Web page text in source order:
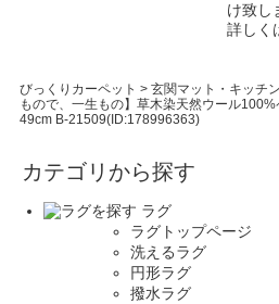
け致し
詳しく
びっくりカーペット > 玄関マット・キッチ
もので、一生もの】草木染天然ウール
49cm B-21509(ID:178996363)
カテゴリから探す
ラグ
ラグトップページ
洗えるラグ
円形ラグ
撥水ラグ